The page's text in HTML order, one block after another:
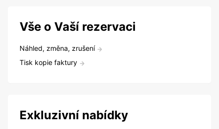
Vše o Vaší rezervaci
Náhled, změna, zrušení
Tisk kopie faktury
Exkluzivní nabídky